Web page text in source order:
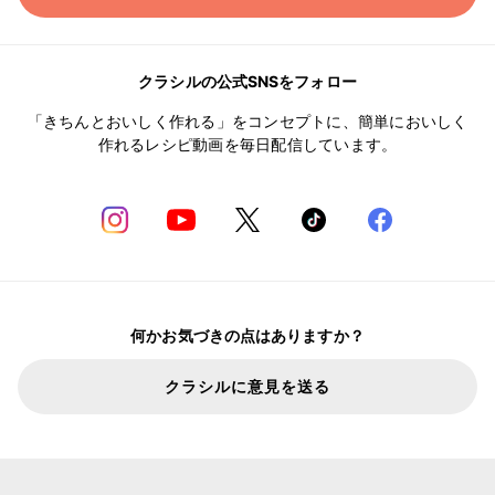
クラシルの公式SNSをフォロー
「きちんとおいしく作れる」をコンセプトに、簡単においしく
作れるレシピ動画を毎日配信しています。
何かお気づきの点はありますか？
クラシルに意見を送る